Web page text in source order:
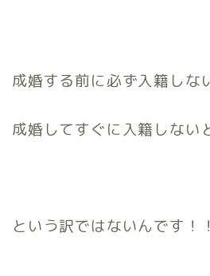
成婚する前に必ず入籍しな
成婚してすぐに入籍しない
という訳ではないんです！！